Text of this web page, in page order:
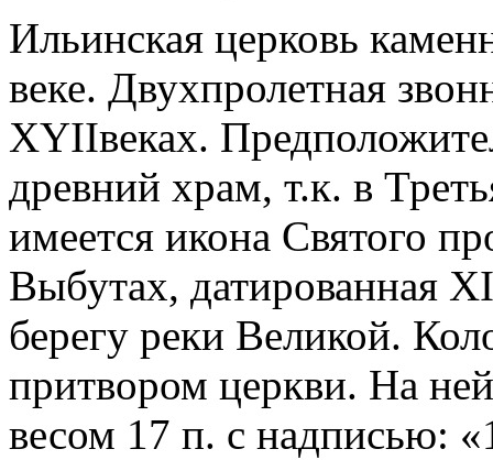
Ильинская церковь
веке. Двухпролетная
XYIIвеках.
древний храм, т.к. в
имеется икона Святого
Выбутах, датированная
берегу реки Великой.
притвором церкви. На
весом 17 п. с надписью: